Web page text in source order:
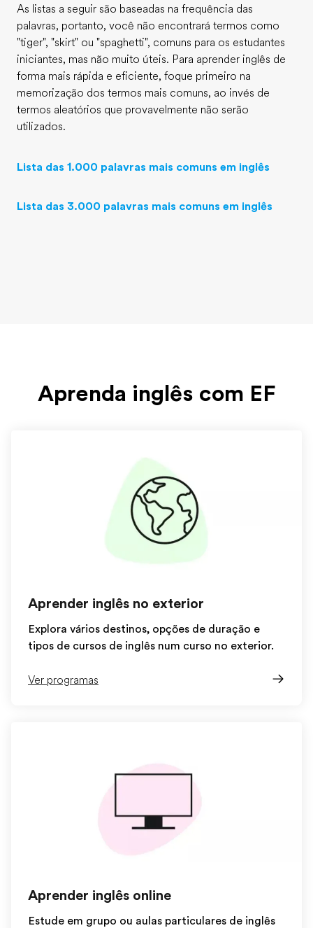
As listas a seguir são baseadas na frequência das
palavras, portanto, você não encontrará termos como
"tiger", "skirt" ou "spaghetti", comuns para os estudantes
iniciantes, mas não muito úteis. Para aprender inglês de
forma mais rápida e eficiente, foque primeiro na
memorização dos termos mais comuns, ao invés de
termos aleatórios que provavelmente não serão
utilizados.
Lista das 1.000 palavras mais comuns em inglês
Lista das 3.000 palavras mais comuns em inglês
Aprenda inglês com EF
Aprender inglês no exterior
Explora vários destinos, opções de duração e
tipos de cursos de inglês num curso no exterior.
Ver programas
Aprender inglês online
Estude em grupo ou aulas particulares de inglês